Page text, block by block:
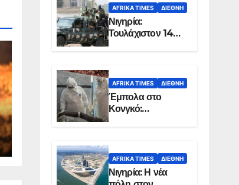
AFRIKA TIMES ΔΙΕΘΝΉ
Νιγηρία:
Τουλάχιστον 14
νεκροί από
στην Οτούκπο
AFRIKA TIMES ΔΙΕΘΝΉ
Έμπολα στο
Κονγκό:
Ξεπέρασαν τους
AFRIKA TIMES ΔΙΕΘΝΉ
Νιγηρία: Η νέα